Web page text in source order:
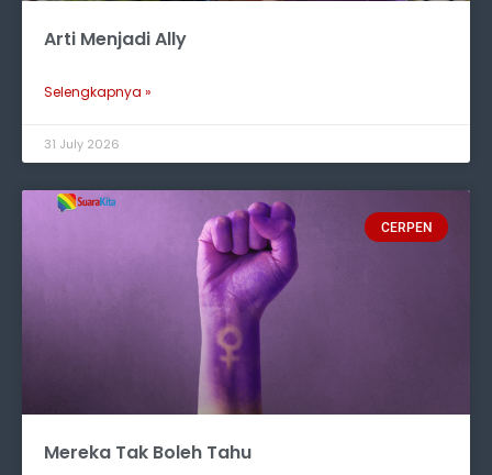
Arti Menjadi Ally
Selengkapnya »
31 July 2026
CERPEN
Mereka Tak Boleh Tahu